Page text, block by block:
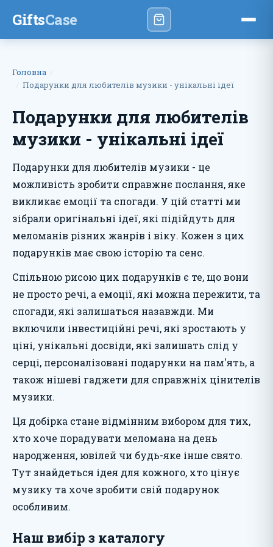
GiftsCase
Головна
Подарунки для любителів музики - унікальні ідеї
Подарунки для любителів
музики - унікальні ідеї
Подарунки для любителів музики - це
можливість зробити справжнє послання, яке
викликає емоції та спогади. У цій статті ми
зібрали оригінальні ідеї, які підійдуть для
меломанів різних жанрів і віку. Кожен з цих
подарунків має свою історію та сенс.
Спільною рисою цих подарунків є те, що вони
не просто речі, а емоції, які можна пережити, та
спогади, які залишаться назавжди. Ми
включили інвестиційні речі, які зростають у
ціні, унікальні досвіди, які залишать слід у
серці, персоналізовані подарунки на пам'ять, а
також нішеві гаджети для справжніх цінителів
музики.
Ця добірка стане відмінним вибором для тих,
хто хоче порадувати меломана на день
народження, ювілей чи будь-яке інше свято.
Тут знайдеться ідея для кожного, хто цінує
музику та хоче зробити свій подарунок
особливим.
Наш вибір з каталогу